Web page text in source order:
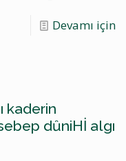
Devamı için
kaderin
dȗniHİ algı